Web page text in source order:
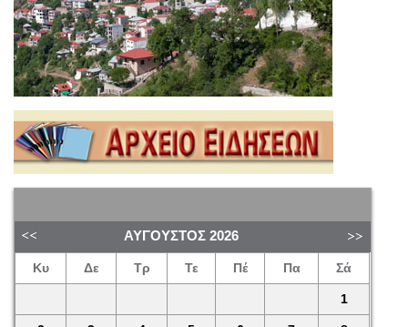
ΑΎΓΟΥΣΤΟΣ 2026
Κυ Δε Τρ Τε Πέ Πα Σά
1